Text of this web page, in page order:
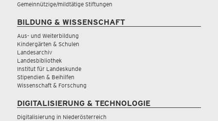
Gemeinnützige/mildtätige Stiftungen
BILDUNG & WISSENSCHAFT
Aus- und Weiterbildung
Kindergärten & Schulen
Landesarchiv
Landesbibliothek
Institut für Landeskunde
Stipendien & Beihilfen
Wissenschaft & Forschung
DIGITALISIERUNG & TECHNOLOGIE
Digitalisierung in Niederösterreich